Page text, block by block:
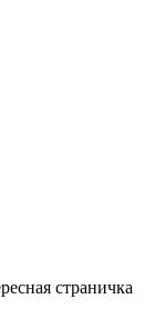
страничка